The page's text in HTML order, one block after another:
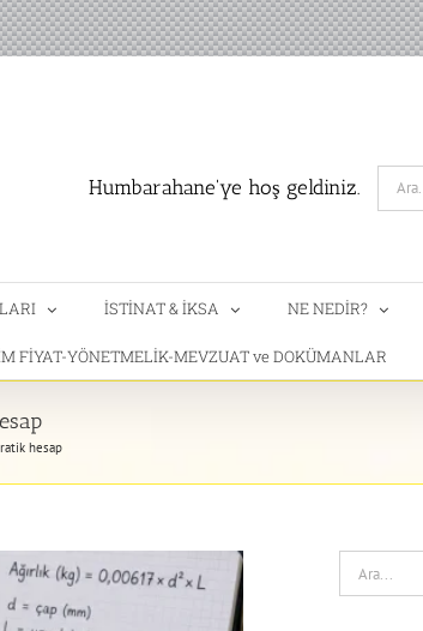
Humbarahane'ye hoş geldiniz.
Search
for:
İSTİNAT & İKSA NE NEDİR?
FİYAT-YÖNETMELİK-MEVZUAT ve DOKÜMANLAR
hesap
Search
for: